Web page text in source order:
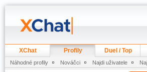
XChat Profily Duel / Top
Náhodné profily Nováčci Najdi uživatele